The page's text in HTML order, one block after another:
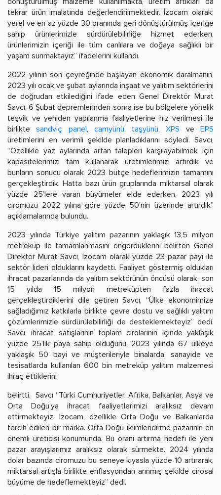
tekrar ürün imalatında değerlendirilmektedir. İzocam olarak;
yerel ve en az yüzde 30 oranında geri dönüştürülmüş içeriğe
sahip ürünlerimizle sürdürülebilirliğe hizmet ederken,
ürünlerimizin içeriği ile tüm canlılara ve doğaya sağlıklı bir
yaşam sunmaktayız” ifadelerini kullandı.
2022 yılının son çeyreğinde başlayan ekonomik daralmanın,
2023 yılı ocak ve şubat aylarında inşaat ve yalıtım sektörlerini
de doğrudan etkilediğini ifade eden Genel Direktör Murat
Savcı, 6 Şubat depremlerinden sonra ise bu bölgelere yönelik
teşvik ve yeniden yapılanma faaliyetlerine hız verilmesi ile
birliktesandviç panel, camyünü, taşyünü,XPS veEPS
üretimlerini en verimli şekilde planladıklarını söyledi. Savcı,
“Özellikle yaz aylarında artan talepleri karşılayabilmek için
kapasitelerimizi tam kullanarak üretimlerimizi artırdık ve
bunların sonucu olarak 2023 bütçe hedeflerimizin tamamını
gerçekleştirdik. Hatta bazı ürün gruplarında miktarsal olarak
yüzde 25’lere varan büyümeler elde ederken, 2023 yılı
ciromuzu 2022 yılına göre yüzde 50’nin üzerinde artırdık”
açıklamalarında bulundu.
2023 yılında Türkiye yalıtım pazarının yaklaşık 13,5 milyon
metreküp ile tamamlanmasını öngördüklerini belirten Genel
Direktör Murat Savcı, İzocam olarak yüzde 23 pazar payı ile
sektör lideri olduklarını kaydetti. Faaliyet göstermiş oldukları
ihracat pazarlarında da yalıtım sektörünün öncüsü olarak, son
15 yılda 15 milyon metreküpten fazla ihracat
gerçekleştirdiklerini dile getiren Savcı, “Ülke ekonomimize
sağladığımız katkılarla birlikte çevre dostu ve sağlıklı yalıtım
çözümlerimizle sürdürülebilirliği de desteklemekteyiz” dedi.
Savcı, ihracat satışlarının toplam cirolarının içinde yaklaşık
yüzde 25’lik paya sahip olduğunu, 2023 yılında 67 ülkeye
yaklaşık 50 bayi ve müşterileriyle binalarda, sanayide ve
tesisatlarda kullanılan 600 bin metreküp yalıtım malzemesi
ihraç ettiklerini
belirtti. Savcı “Türki Cumhuriyetler, Afrika, Balkanlar, Asya ve
Orta Doğu’ya ihracat faaliyetlerimizi aralıksız devam
ettirmekteyiz. İzocam, özellikle Orta Doğu ve Balkanlarda
tercih edilen bir marka. Orta Doğu iklimlendirme pazarının en
önemli üreticisi konumunda. Bu oranı artırma hedefi ile yeni
pazar arayışlarımız aralıksız olarak sürmekte. 2024 yılında
dolar bazında ciromuzu bu seneye kıyasla yüzde 10 artırarak,
miktarsal artışla birlikte enflasyondan arınmış şekilde cirosal
büyüme de hedeflemekteyiz” dedi.